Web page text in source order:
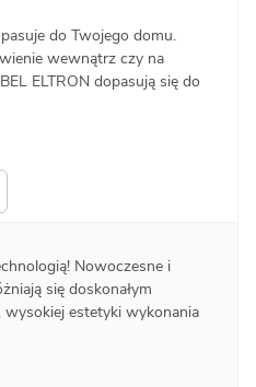
do Twojego domu.
wewnątrz czy na
ELTRON dopasują się do
Nowoczesne i
się doskonałym
wysokiej estetyki wykonania